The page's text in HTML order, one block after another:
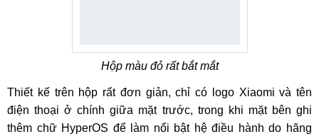
Hộp màu đỏ rất bắt mắt
Thiết kế trên hộp rất đơn giản, chỉ có logo Xiaomi và tên
điện thoại ở chính giữa mặt trước, trong khi mặt bên ghi
thêm chữ HyperOS để làm nổi bật hệ điều hành do hãng